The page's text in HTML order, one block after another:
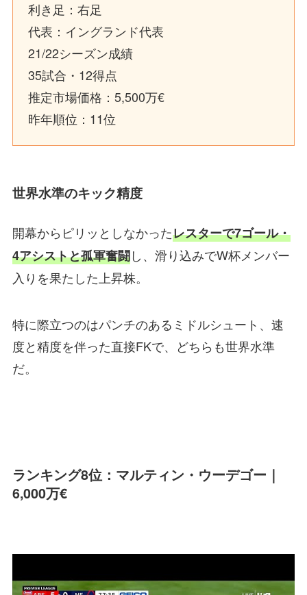
利き足：右足
代表：イングランド代表
21/22シーズン成績
35試合・12得点
推定市場価格：5,500万€
昨年順位：11位
世界水準のキック精度
開幕からピリッとしなかったレスターで7ゴール・
4アシストと孤軍奮闘し、滑り込みでW杯メンバー
入りを果たした上昇株。
特に際立つのはパンチのあるミドルシュート、速
度と精度を伴った直接FKで、どちらも世界水準
だ。
ランキング8位：マルティン・ウーデゴー｜
6,000万€